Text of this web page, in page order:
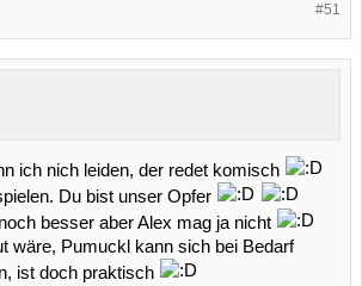
#51
ich nich leiden, der redet komisch
Du bist unser Opfer
besser aber Alex mag ja nicht
wäre, Pumuckl kann sich bei Bedarf
ist doch praktisch